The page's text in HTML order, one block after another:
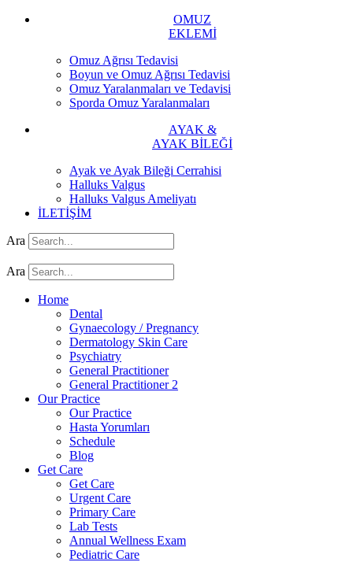
OMUZ
EKLEMİ
Omuz Ağrısı Tedavisi
Boyun ve Omuz Ağrısı Tedavisi
Omuz Yaralanmaları ve Tedavisi
Sporda Omuz Yaralanmaları
AYAK &
AYAK BİLEĞİ
Ayak ve Ayak Bileği Cerrahisi
Halluks Valgus
Halluks Valgus Ameliyatı
İLETİŞİM
Ara
Ara
Home
Dental
Gynaecology / Pregnancy
Dermatology Skin Care
Psychiatry
General Practitioner
General Practitioner 2
Our Practice
Our Practice
Hasta Yorumları
Schedule
Blog
Get Care
Get Care
Urgent Care
Primary Care
Lab Tests
Annual Wellness Exam
Pediatric Care